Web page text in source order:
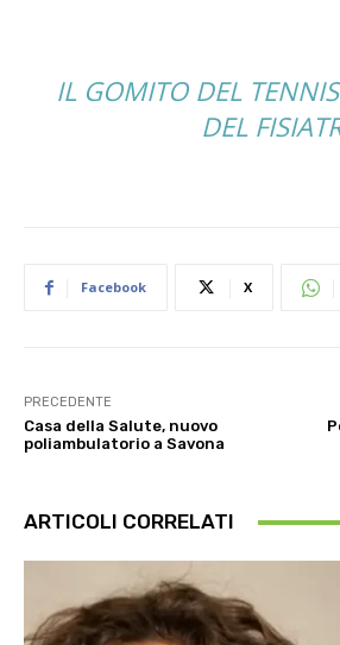
IL GOMITO DEL
DEL
Facebook X
PRECEDENTE
Casa della Salute, nuovo
poliambulatorio a Savona
ARTICOLI CORRELATI